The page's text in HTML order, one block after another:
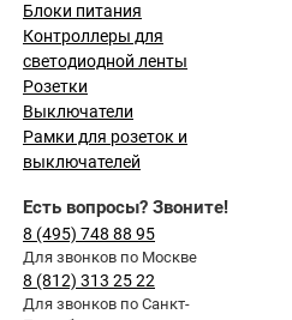
Блоки питания
Контроллеры для
светодиодной ленты
Розетки
Выключатели
Рамки для розеток и
выключателей
Есть вопросы? Звоните!
8 (495) 748 88 95
Для звонков по Москве
8 (812) 313 25 22
Для звонков по Санкт-